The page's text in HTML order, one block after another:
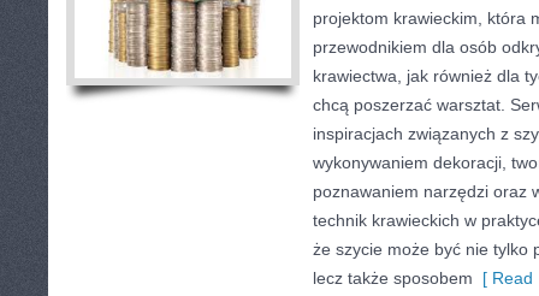
projektom krawieckim, która
przewodnikiem dla osób
krawiectwa, jak również dla
chcą poszerzać warsztat.
inspiracjach związanych z
wykonywaniem dekoracji,
poznawaniem narzędzi oraz
technik krawieckich w
że szycie może być nie tylko
lecz także sposobem [ Read